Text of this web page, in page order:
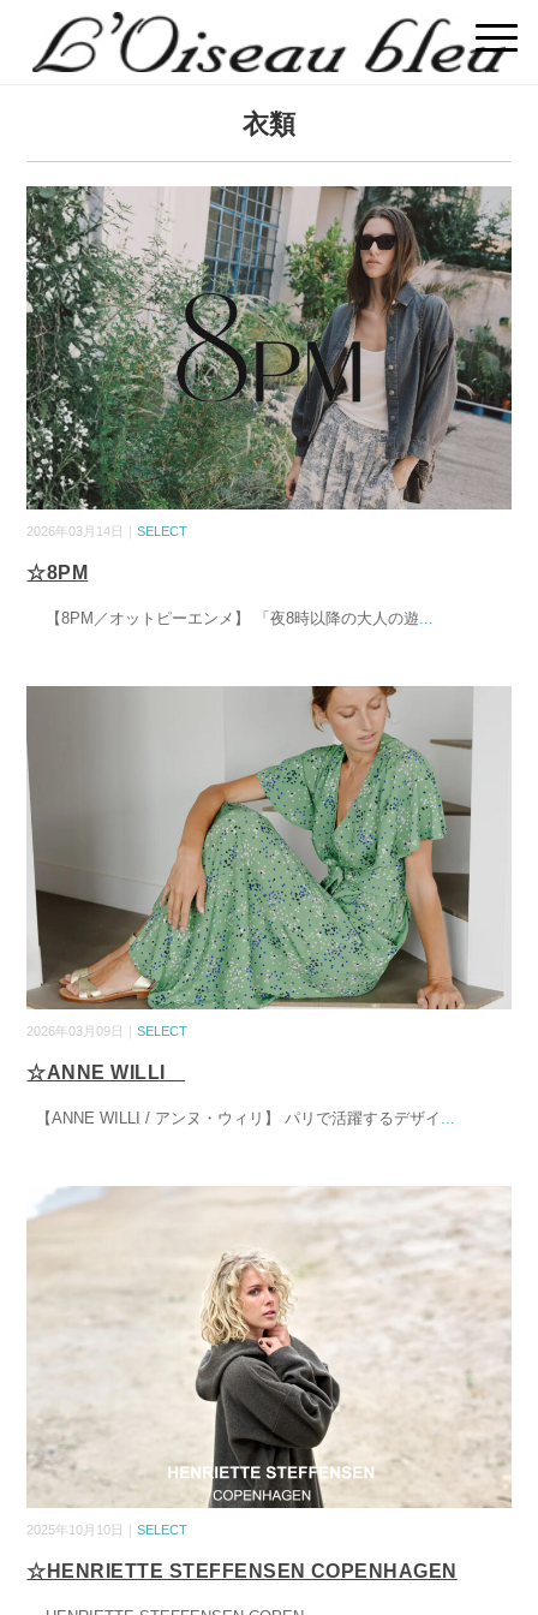
衣類
2026年03月14日｜SELECT
☆8PM
【8PM／オットピーエンメ】 「夜8時以降の大人の遊
2026年03月09日｜SELECT
☆ANNE WILLI
【ANNE WILLI / アンヌ・ウィリ】 パリで活躍するデザイ
2025年10月10日｜SELECT
☆HENRIETTE STEFFENSEN COPENHAGEN